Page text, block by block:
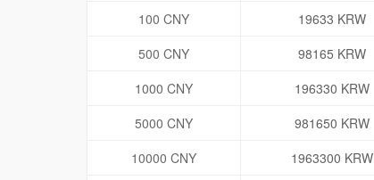
100 CNY
19633 KRW
500 CNY
98165 KRW
1000 CNY
196330 KRW
5000 CNY
981650 KRW
10000 CNY
1963300 KRW